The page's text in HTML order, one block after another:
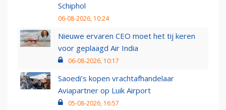
Schiphol
06-08-2026, 10:24
Nieuwe ervaren CEO moet het tij keren
voor geplaagd Air India
06-08-2026, 10:17
Saoedi’s kopen vrachtafhandelaar
Aviapartner op Luik Airport
05-08-2026, 16:57